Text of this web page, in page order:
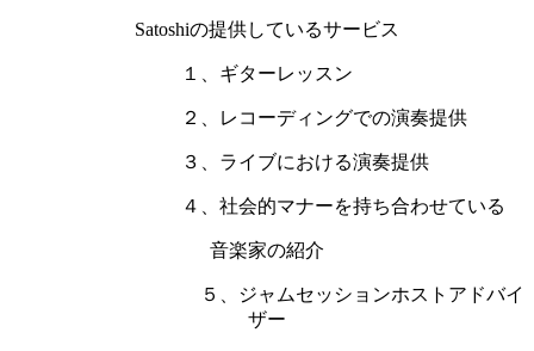
Satoshiの提供しているサービス
１、ギターレッスン
２、レコーディングでの演奏提供
３、ライブにおける演奏提供
４、社会的マナーを持ち合わせている
音楽家の紹介
５、ジャムセッションホストアドバイ
ザー